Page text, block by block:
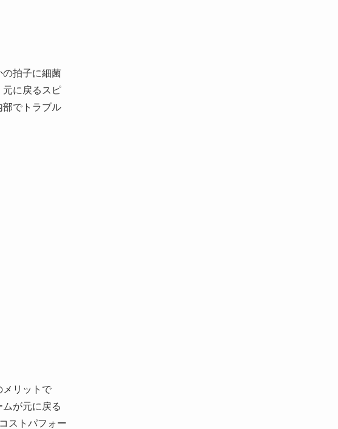
の拍子に細菌
元に戻るスピ
部でトラブル
メリットで
が元に戻る
ストパフォー